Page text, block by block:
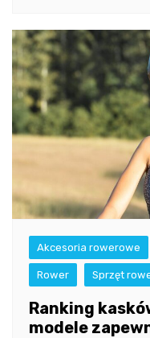
Akcesoria rowerowe
Rower Sprzęt
Ranking
modele